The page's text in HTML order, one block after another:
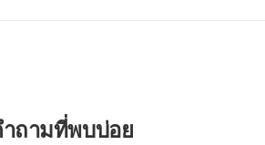
ถามที่พบบ่อย